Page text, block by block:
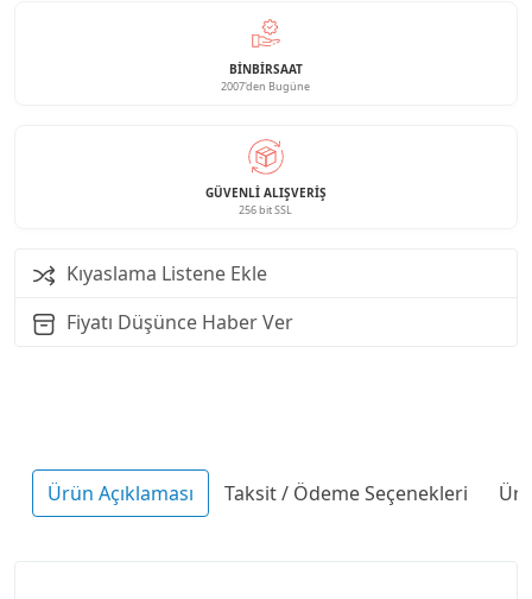
BINBIRSAAT
2007'den Bugüne
GÜVENLI ALIŞVERIŞ
256 bit SSL
Kıyaslama Listene Ekle
Fiyatı Düşünce Haber Ver
Ürün Açıklaması Taksit / Ödeme Seçenekleri